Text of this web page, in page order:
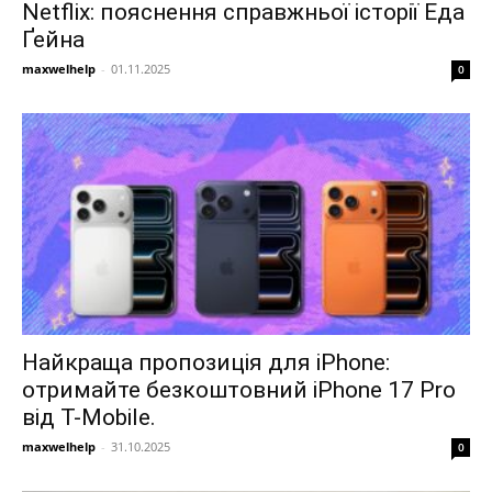
Netflix: пояснення справжньої історії Еда
Ґейна
maxwelhelp - 01.11.2025 0
Найкраща пропозиція для iPhone:
отримайте безкоштовний iPhone 17 Pro
від T-Mobile.
maxwelhelp - 31.10.2025 0